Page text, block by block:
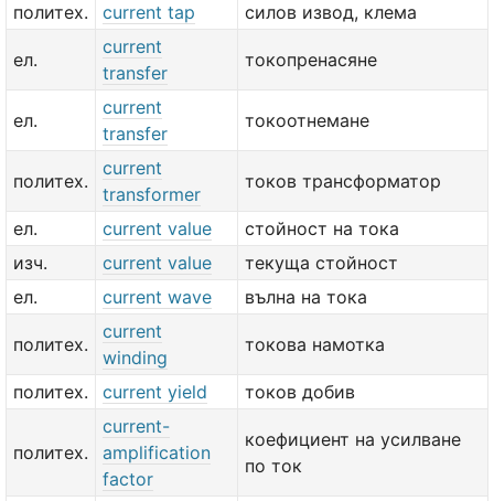
политех.
current tap силов извод, клема
ел.
current
transfer
токопренасяне
ел.
current
transfer
токоотнемане
политех.
current
transformer
токов трансформатор
ел. current value
стойност на тока
изч.
current value
текуща стойност
ел.
current wave вълна на тока
политех.
current
winding
токова намотка
политех. current yield токов добив
политех.
current-
amplification
factor
коефициент на усилване
по ток